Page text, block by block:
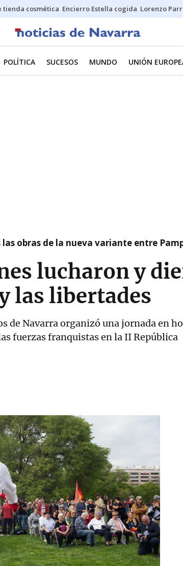
tienda cosmética Encierro Estella cogida Lorenzo
POLÍTICA SUCESOS MUNDO UNIÓN
obras de la nueva variante entre
lucharon y
las libertades
de Navarra organizó una jornada en
fuerzas franquistas en la II República